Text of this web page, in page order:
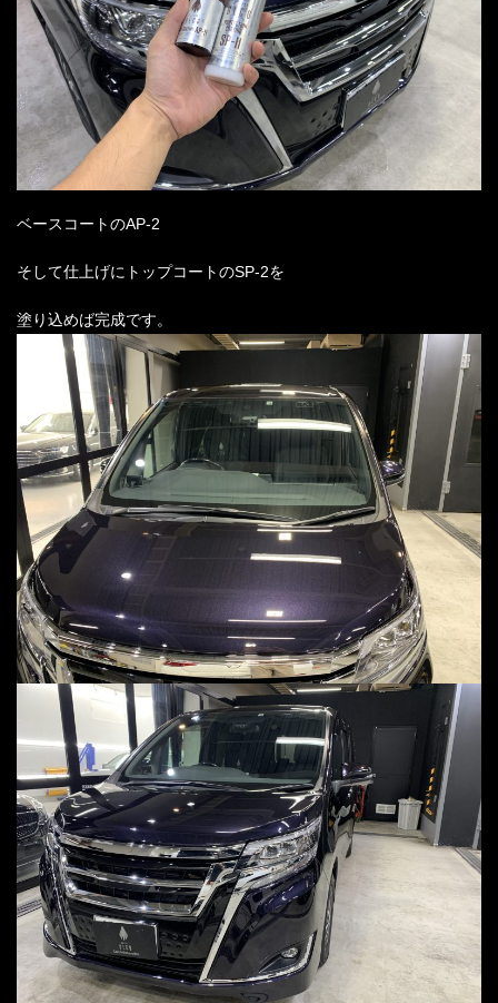
ベースコートのAP-2
そして仕上げにトップコートのSP-2を
塗り込めば完成です。